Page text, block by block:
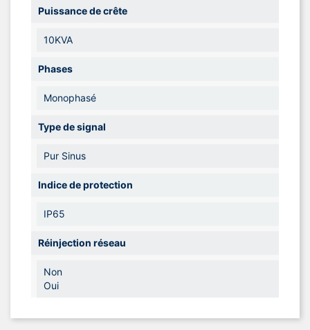
Puissance de crête
10KVA
Phases
Monophasé
Type de signal
Pur Sinus
Indice de protection
IP65
Réinjection réseau
Non
Oui